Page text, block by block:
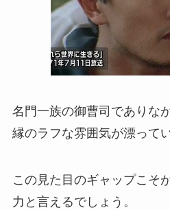
名門一族の御曹司でありな
縁のラフな雰囲気が漂って
この見た目のギャップこそ
力と言えるでしょう。